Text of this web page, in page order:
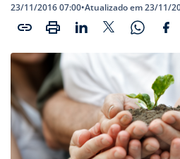
23/11/2016 07:00•Atualizado em 23/11/